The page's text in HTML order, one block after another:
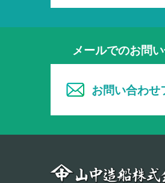
メールでのお問
お問い合わせ